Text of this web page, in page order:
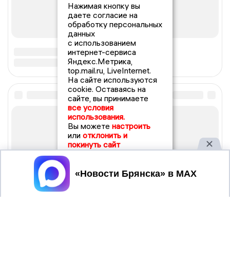
Нажимая кнопку вы
даете согласие на
обработку персональных
данных
с использованием
интернет-сервиса
Яндекс.Метрика,
top.mail.ru, LiveInternet.
На сайте используются
cookie. Оставаясь на
сайте, вы принимаете
все условия
использования.
Вы можете настроить
или отклонить и
покинуть сайт
Принять